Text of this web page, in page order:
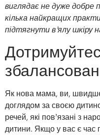
виглядає не дуже добре
кілька найкращих
підтягнути в’ялу шкіру
Як нова мама, ви, швидше
доглядом за своєю
речей, які пов’язані з
дитини. Якщо у вас є час